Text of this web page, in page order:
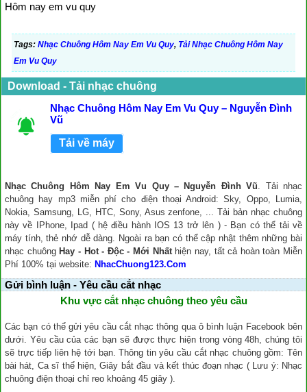
Hôm nay em vu quy
Tags: Nhạc Chuông Hôm Nay Em Vu Quy, Tải Nhạc Chuông Hôm Nay
Em Vu Quy
Download - Tải nhạc chuông
Nhạc Chuông Hôm Nay Em Vu Quy – Nguyễn Đình
Vũ
Tải về máy
Nhạc Chuông Hôm Nay Em Vu Quy – Nguyễn Đình Vũ. Tải nhạc
chuông hay mp3 miễn phí cho điện thoại Android: Sky, Oppo, Lumia,
Nokia, Samsung, LG, HTC, Sony, Asus zenfone, ... Tải bản nhạc chuông
này về IPhone, Ipad ( hệ điều hành IOS 13 trở lên ) - Bạn có thể tải về
máy tính, thẻ nhớ dễ dàng. Ngoài ra bạn có thể cập nhật thêm những bài
nhạc chuông Hay - Hot - Độc - Mới Nhấthiện nay, tất cả hoàn toàn Miễn
Phí 100% tại website: NhacChuong123.Com
Gửi bình luận - Yêu cầu cắt nhạc
Khu vực cắt nhạc chuông theo yêu cầu
Các bạn có thể gửi yêu cầu cắt nhạc thông qua ô bình luận Facebook bên
dưới. Yêu cầu của các bạn sẽ được thực hiện trong vòng 48h, chúng tôi
sẽ trực tiếp liên hệ tới bạn. Thông tin yêu cầu cắt nhạc chuông gồm: Tên
bài hát, Ca sĩ thể hiện, Giây bắt đầu và kết thúc đoạn nhạc ( Lưu ý: Nhạc
chuông điện thoại chỉ reo khoảng 45 giây ).